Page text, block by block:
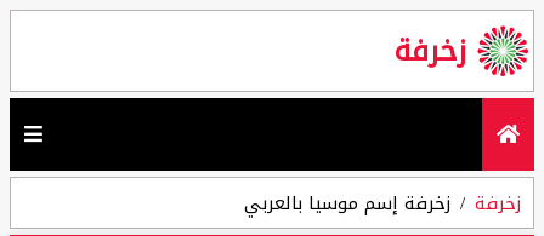
زخرفة
زخرفة
زخرفة إسم موسيا بالعربي